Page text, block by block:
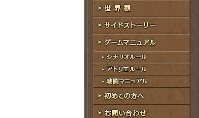
ス
ゲームガイド
世界観
サイドストーリー
ゲームマニュアル
シナリオルール
アトリエルール
戦闘マニュアル
初めての方へ